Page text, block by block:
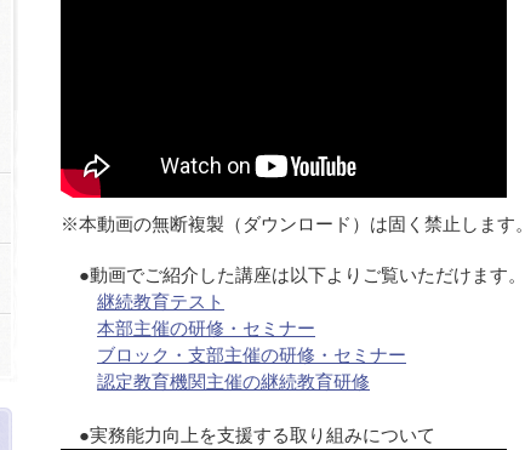
※本動画の無断複製（ダウンロード）は固く禁止します。
●動画でご紹介した講座は以下よりご覧いただけます。
継続教育テスト
本部主催の研修・セミナー
ブロック・支部主催の研修・セミナー
認定教育機関主催の継続教育研修
●実務能力向上を支援する取り組みについて